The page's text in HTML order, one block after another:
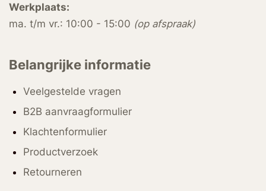
Werkplaats:
ma. t/m vr.: 10:00 - 15:00 (op afspraak)
Belangrijke informatie
Veelgestelde vragen
B2B aanvraagformulier
Klachtenformulier
Productverzoek
Retourneren